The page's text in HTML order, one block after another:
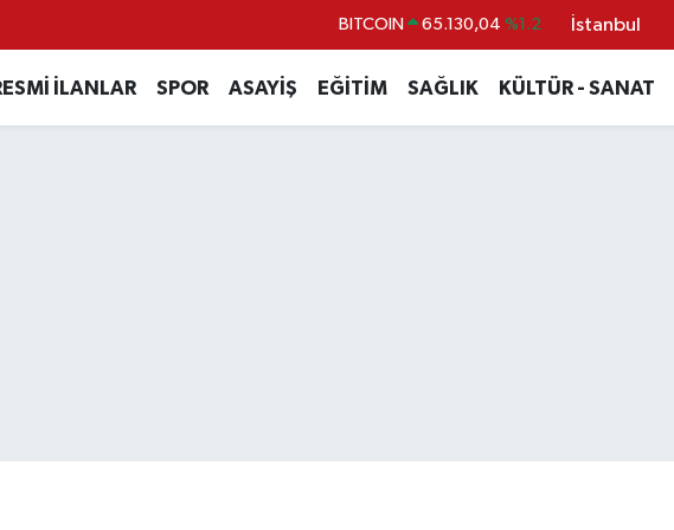
DOLAR 47,7106 %0.17
EURO 55,1652 %0.27
İstanbul
İLANLAR SPOR ASAYİŞ EĞİTİM SAĞLIK KÜLTÜR - SANAT